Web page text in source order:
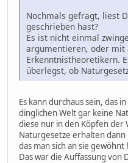
Nochmals gefragt, liest
geschrieben hast?
Es ist nicht einmal
argumentieren, oder mit
Erkenntnistheoretikern.
überlegst, ob
Es kann durchaus sein, das
dinglichen Welt gar keine
diese nur in den Köpfen der
Naturgesetze erhalten
das man sich an sie gewöhnt
Das war die Auffassung von